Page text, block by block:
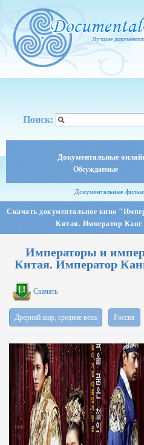
Лучшие
Поиск:
Документальные
Обсуждаемые
Документальные
Скачать документальное кино
Китая. Император
Императоры и
Китая. Император
Скачать
Дрерний мир, средние века Россия